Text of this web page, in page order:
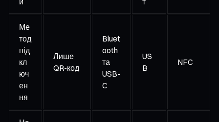
Ме
тод
під
кл
юч
ен
ня
Лише
QR-код
Bluet
ooth
та
USB-
C
US
B
NFC